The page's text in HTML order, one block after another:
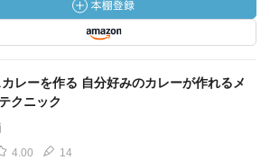
レーを作る 自分好みのカレーが作れるメ
クニック
4.00 14